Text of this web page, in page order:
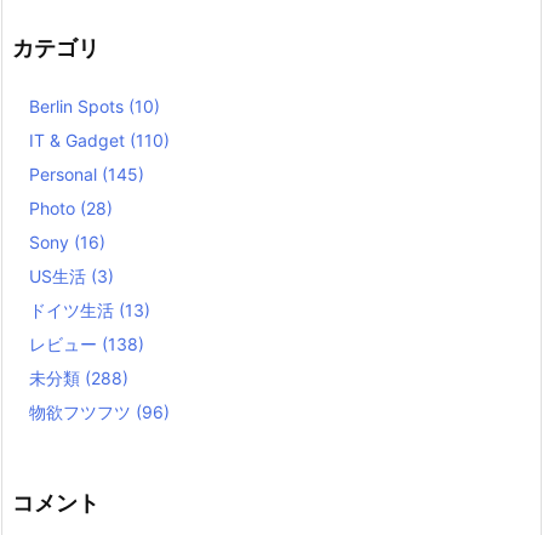
カテゴリ
Berlin Spots (10)
IT & Gadget (110)
Personal (145)
Photo (28)
Sony (16)
US生活 (3)
ドイツ生活 (13)
レビュー (138)
未分類 (288)
物欲フツフツ (96)
コメント